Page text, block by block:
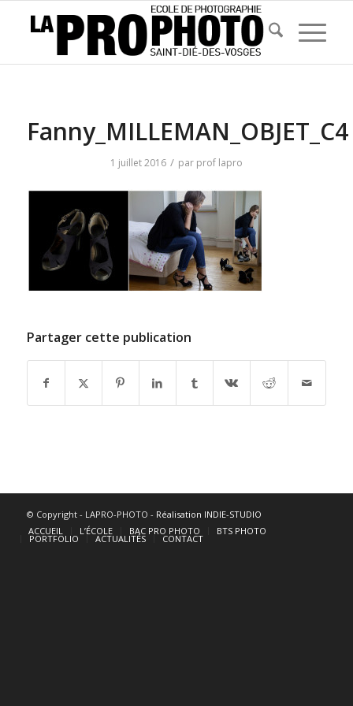
Fanny_MILLEMAN_OBJET_C4
1 juillet 2016 / par prof lapro
Partager cette publication
© Copyright - LAPRO-PHOTO - Réalisation INDIE-STUDIO
ACCUEIL
L’ÉCOLE BAC PRO PHOTO BTS PHOTO
PORTFOLIO ACTUALITÉS CONTACT